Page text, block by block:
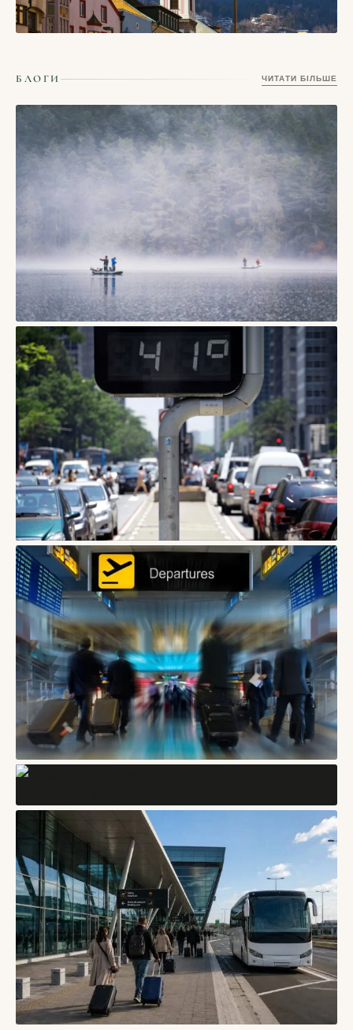
Інсбрук — місто в Австрії, де старий центр дивиться прямо
03/06/2026
БЛОГИ ЧИТАТИ БІЛЬШЕ
БЛОГИ
Дощ у подорожі: як урятувати день без
хаотичної зміни планів
09/08/2026
БЛОГИ
Як подорожувати містом під час сильної спеки: маршрут,
паузи та прохолодні локації
08/08/2026
Ранній приїзд і пізній виїзд: як не провести день у місті з
валізою
07/08/2026
БЛОГИ
eSIM, роумінг чи місцева SIM-картка: як залишатися на
зв’язку за кордоном
06/08/2026